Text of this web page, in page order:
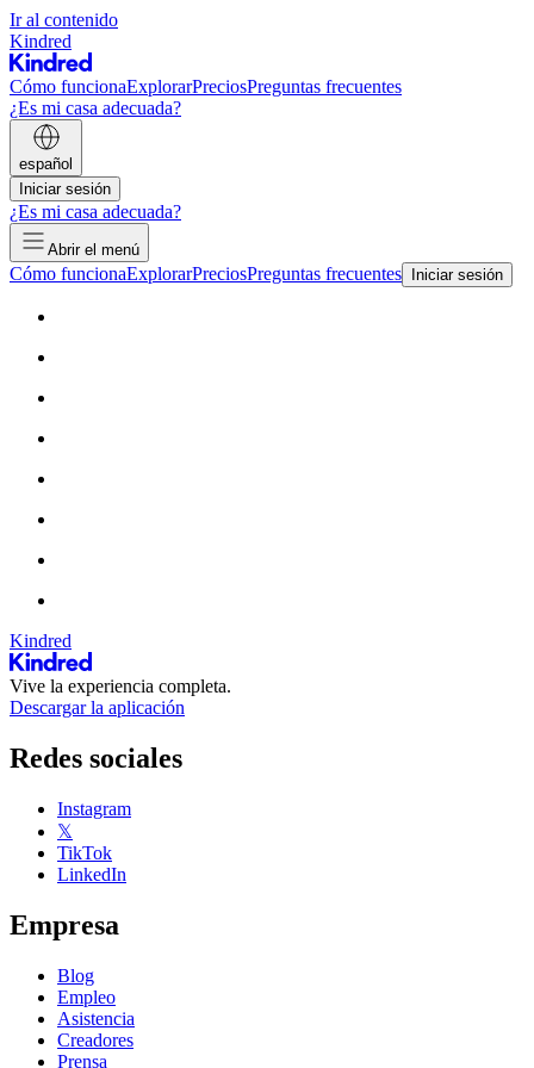
Ir al contenido
Kindred
Cómo funcionaExplorarPreciosPreguntas frecuentes
¿Es mi casa adecuada?
español
Iniciar sesión
¿Es mi casa adecuada?
Abrir el menú
Cómo funcionaExplorarPreciosPreguntas frecuentes Iniciar sesión
Kindred
Vive la experiencia completa.
Descargar la aplicación
Redes sociales
Instagram
𝕏
TikTok
LinkedIn
Empresa
Blog
Empleo
Asistencia
Creadores
Prensa